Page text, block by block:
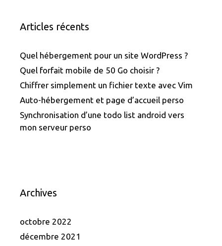
Articles récents
Quel hébergement pour un site WordPress ?
Quel forfait mobile de 50 Go choisir ?
Chiffrer simplement un fichier texte avec Vim
Auto-hébergement et page d’accueil perso
Synchronisation d’une todo list android vers
mon serveur perso
Archives
octobre 2022
décembre 2021